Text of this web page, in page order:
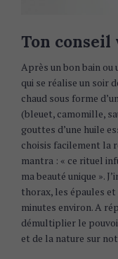
Ton
Après un bon bain ou
qui se réalise un soir
chaud sous forme
(bleuet, camomille,
gouttes d’une huile
choisis facilement la
mantra : « ce rituel
ma beauté unique ».
thorax, les épaules
minutes environ. A
démultiplier le
et de la nature sur